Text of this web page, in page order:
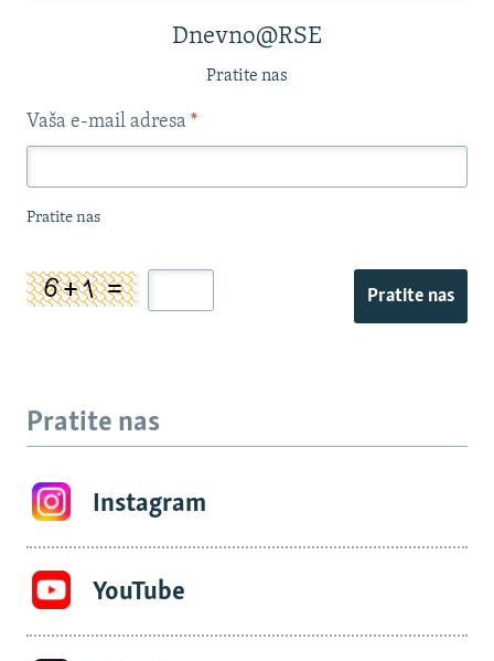
Dnevno@RSE
Pratite nas
Vaša e-mail adresa *
Pratite nas
Pratite nas
Pratite nas
Instagram
YouTube